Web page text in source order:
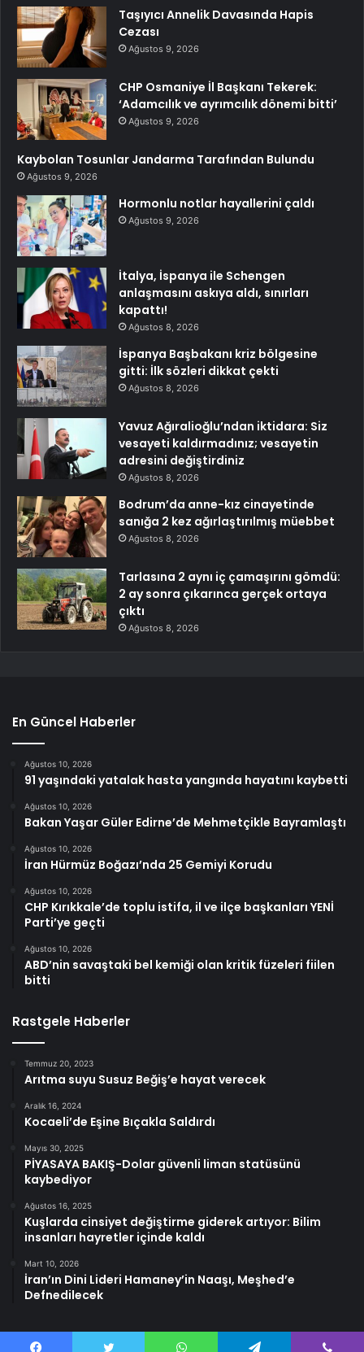
Taşıyıcı Annelik Davasında Hapis
Cezası
Ağustos 9, 2026
CHP Osmaniye İl Başkanı Tekerek:
‘Adamcılık ve ayrımcılık dönemi bitti’
Ağustos 9, 2026
Kaybolan Tosunlar Jandarma Tarafından Bulundu
Ağustos 9, 2026
Hormonlu notlar hayallerini çaldı
Ağustos 9, 2026
İtalya, İspanya ile Schengen
anlaşmasını askıya aldı, sınırları
kapattı!
Ağustos 8, 2026
İspanya Başbakanı kriz bölgesine
gitti: İlk sözleri dikkat çekti
Ağustos 8, 2026
Yavuz Ağıralioğlu’ndan iktidara: Siz
vesayeti kaldırmadınız; vesayetin
adresini değiştirdiniz
Ağustos 8, 2026
Bodrum’da anne-kız cinayetinde
sanığa 2 kez ağırlaştırılmış müebbet
Ağustos 8, 2026
Tarlasına 2 aynı iç çamaşırını gömdü:
2 ay sonra çıkarınca gerçek ortaya
çıktı
Ağustos 8, 2026
En Güncel Haberler
Ağustos 10, 2026
91 yaşındaki yatalak hasta yangında hayatını kaybetti
Ağustos 10, 2026
Bakan Yaşar Güler Edirne’de Mehmetçikle Bayramlaştı
Ağustos 10, 2026
İran Hürmüz Boğazı’nda 25 Gemiyi Korudu
Ağustos 10, 2026
CHP Kırıkkale’de toplu istifa, il ve ilçe başkanları YENİ
Parti’ye geçti
Ağustos 10, 2026
ABD’nin savaştaki bel kemiği olan kritik füzeleri fiilen
bitti
Rastgele Haberler
Temmuz 20, 2023
Arıtma suyu Susuz Beğiş’e hayat verecek
Aralık 16, 2024
Kocaeli’de Eşine Bıçakla Saldırdı
Mayıs 30, 2025
PİYASAYA BAKIŞ-Dolar güvenli liman statüsünü
kaybediyor
Ağustos 16, 2025
Kuşlarda cinsiyet değiştirme giderek artıyor: Bilim
insanları hayretler içinde kaldı
Mart 10, 2026
İran’ın Dini Lideri Hamaney’in Naaşı, Meşhed’e
Defnedilecek